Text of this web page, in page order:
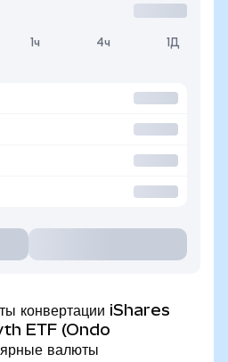
1ч 4ч 1Д
конвертации iShares
ETF (Ondo
валюты